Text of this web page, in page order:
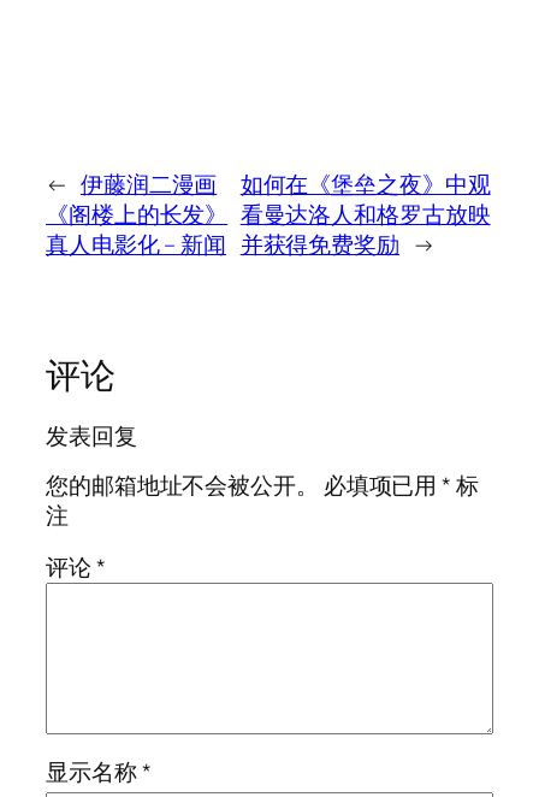
← 伊藤润二漫画
《阁楼上的长发》
真人电影化 – 新闻
如何在《堡垒之夜》中观
看曼达洛人和格罗古放映
并获得免费奖励 →
评论
发表回复
您的邮箱地址不会被公开。
必填项已用*标
注
评论*
显示名称*